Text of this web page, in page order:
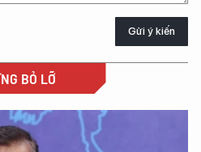
Gửi ý kiến
BỎ LỠ